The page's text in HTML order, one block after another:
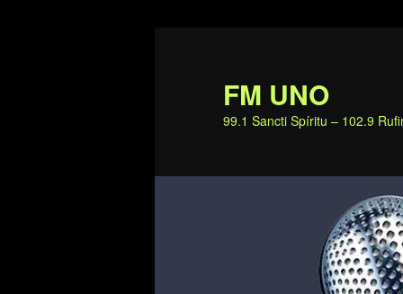
FM UNO
99.1 Sancti Spíritu – 102.9